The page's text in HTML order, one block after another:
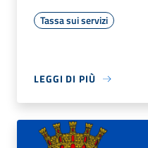
Tassa sui servizi
LEGGI DI PIÙ